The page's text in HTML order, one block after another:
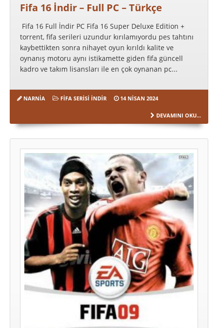
Fifa 16 İndir – Full PC – Türkçe
Fifa 16 Full İndir PC Fifa 16 Super Deluxe Edition +
torrent, fifa serileri uzundur kırılamıyordu pes tahtını
kaybettikten sonra nihayet oyun kırıldı kalite ve
oynanış motoru aynı istikamette giden fifa güncell
kadro ve takım lisansları ile en çok oynanan pc...
NARNIA FIFA SERISI İNDIR 14 NISAN 2024
DEVAMINI OKU...